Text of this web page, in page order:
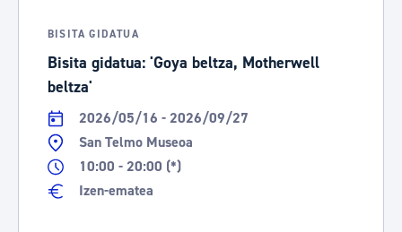
BISITA GIDATUA
Bisita gidatua: 'Goya beltza, Motherwell
beltza'
2026/05/16 - 2026/09/27
San Telmo Museoa
10:00 - 20:00 (*)
Izen-ematea